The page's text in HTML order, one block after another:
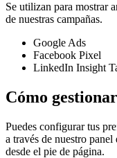
Se utilizan para mostrar
de nuestras campañas.
Google Ads
Facebook Pixel
LinkedIn Insight
Cómo
Puedes configurar tus
a través de nuestro
desde el pie de página.